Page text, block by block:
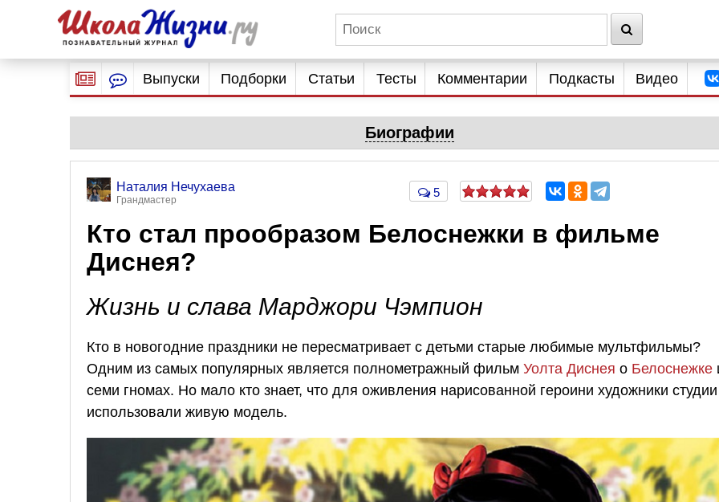
Выпуски Подборки Статьи Тесты Комментарии Подкасты Видео
Биографии
Наталия Нечухаева
Грандмастер
5
Кто стал прообразом Белоснежки в фильме
Диснея?
Жизнь и слава Марджори Чэмпион
Кто в новогодние праздники не пересматривает с детьми старые любимые мультфильмы?
Одним из самых популярных является полнометражный фильм Уолта Диснея о Белоснежке
семи гномах. Но мало кто знает, что для оживления нарисованной героини художники студии
использовали живую модель.